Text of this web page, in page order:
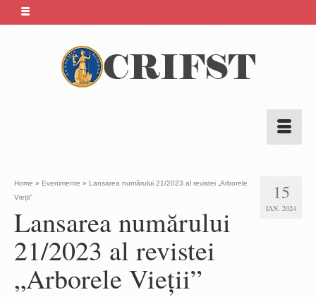
15
IAN. 2024
Home » Evenimente » Lansarea numărului 21/2023 al revistei „Arborele
Vieții”
Lansarea numărului
21/2023 al revistei
„Arborele Vieții”